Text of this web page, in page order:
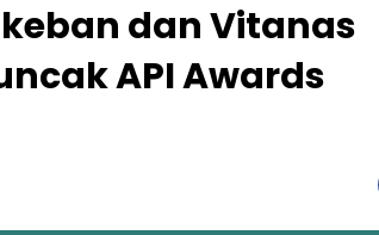
dan Vitanas
API Awards